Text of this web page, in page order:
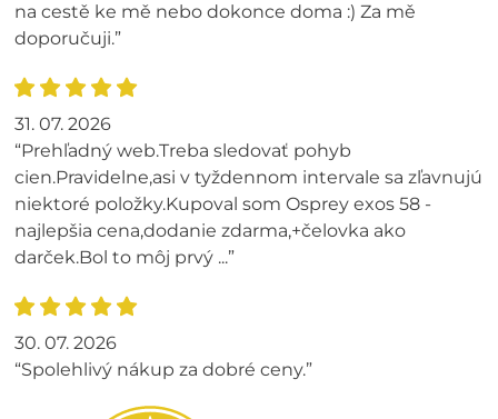
na cestě ke mě nebo dokonce doma :) Za mě
doporučuji.”
31. 07. 2026
“Prehľadný web.Treba sledovať pohyb
cien.Pravidelne,asi v tyždennom intervale sa zľavnujú
niektoré položky.Kupoval som Osprey exos 58 -
najlepšia cena,dodanie zdarma,+čelovka ako
darček.Bol to môj prvý ...”
30. 07. 2026
“Spolehlivý nákup za dobré ceny.”